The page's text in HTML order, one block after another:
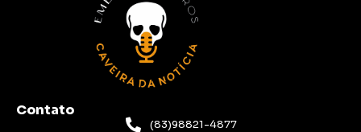
Contato
(83)98821-4877